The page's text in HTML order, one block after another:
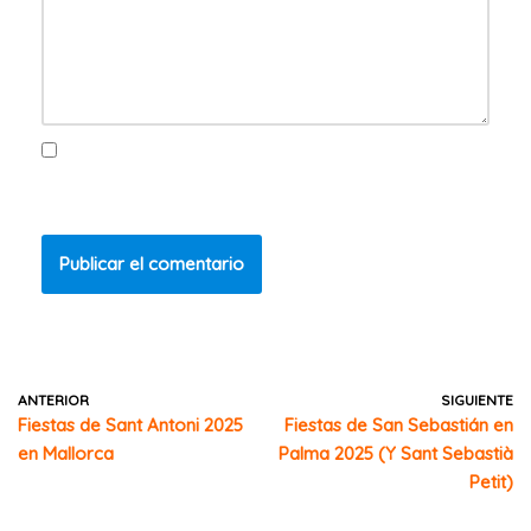
ANTERIOR
Fiestas de Sant Antoni 2025
en Mallorca
SIGUIENTE
Fiestas de San Sebastián en
Palma 2025 (Y Sant Sebastià
Petit)